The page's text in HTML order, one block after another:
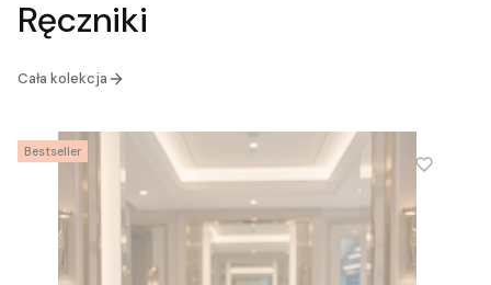
Ręczniki
Cała kolekcja
Bestseller